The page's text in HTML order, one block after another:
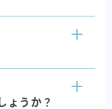
ょうか？